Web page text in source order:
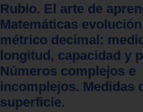
Rubio. El arte de
Matemáticas
métrico decimal:
longitud, capacidad y
Números complejos e
incomplejos. Medidas
superficie.